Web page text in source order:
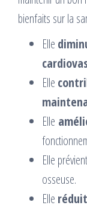
bienfaits sur la
Elle
Elle
Elle
Elle
osseuse.
Elle